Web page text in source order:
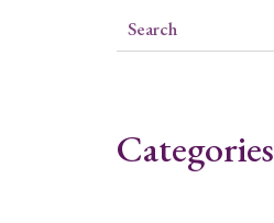
Categories